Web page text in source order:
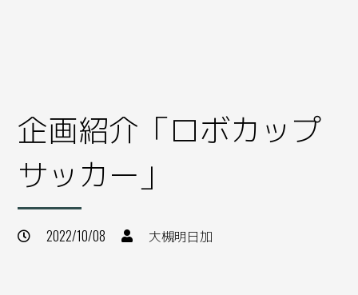
企画紹介「ロボカップ
サッカー」
2022/10/08 大槻明日加